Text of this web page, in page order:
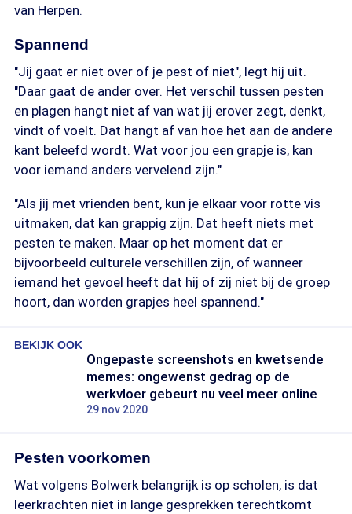
van Herpen.
Spannend
"Jij gaat er niet over of je pest of niet", legt hij uit.
"Daar gaat de ander over. Het verschil tussen pesten
en plagen hangt niet af van wat jij erover zegt, denkt,
vindt of voelt. Dat hangt af van hoe het aan de andere
kant beleefd wordt. Wat voor jou een grapje is, kan
voor iemand anders vervelend zijn."
"Als jij met vrienden bent, kun je elkaar voor rotte vis
uitmaken, dat kan grappig zijn. Dat heeft niets met
pesten te maken. Maar op het moment dat er
bijvoorbeeld culturele verschillen zijn, of wanneer
iemand het gevoel heeft dat hij of zij niet bij de groep
hoort, dan worden grapjes heel spannend."
BEKIJK OOK
Ongepaste screenshots en kwetsende
memes: ongewenst gedrag op de
werkvloer gebeurt nu veel meer online
29 nov 2020
Pesten voorkomen
Wat volgens Bolwerk belangrijk is op scholen, is dat
leerkrachten niet in lange gesprekken terechtkomt